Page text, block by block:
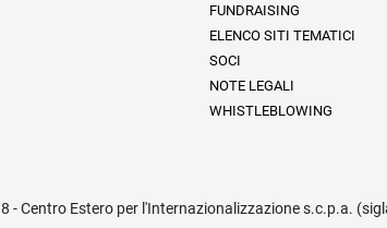
Informazioni legali e
FUNDRAISING
ELENCO SITI TEMATICI
SOCI
NOTE LEGALI
WHISTLEBLOWING
- Centro Estero per l'Internazionalizzazione s.c.p.a.